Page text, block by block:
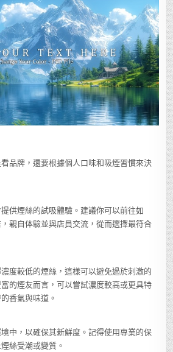
品牌，還要根據個人口味和吸煙習慣來決
供煙絲的試吸體驗。建議你可以前往如
，親自体驗並與店員交流，從而選擇最符合
度較低的煙絲，這樣可以避免過於刺激的
的煙友而言，可以嘗試濃度較高或更具特
香氣與味道。
中，以確保其新鮮度。記得使用專業的保
絲受潮或變質。